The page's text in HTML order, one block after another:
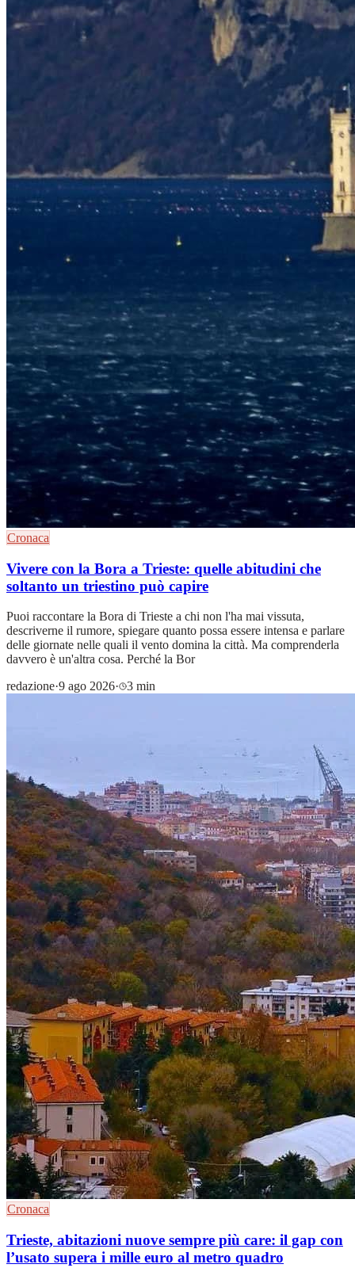
Cronaca
Vivere con la Bora a Trieste: quelle abitudini che
soltanto un triestino può capire
Puoi raccontare la Bora di Trieste a chi non l'ha mai vissuta,
descriverne il rumore, spiegare quanto possa essere intensa e parlare
delle giornate nelle quali il vento domina la città. Ma comprenderla
davvero è un'altra cosa. Perché la Bor
redazione·9 ago 2026· 3 min
Cronaca
Trieste, abitazioni nuove sempre più care: il gap con
l’usato supera i mille euro al metro quadro